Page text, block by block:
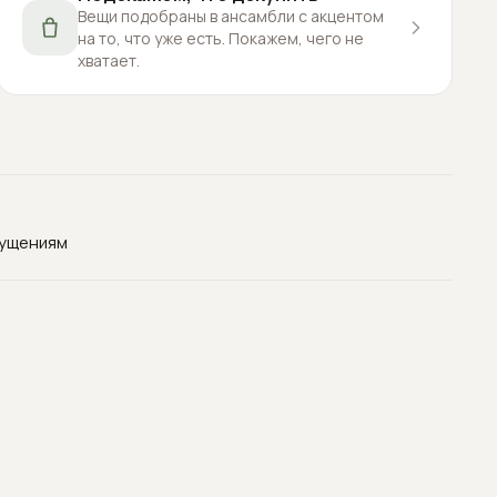
Вещи подобраны в ансамбли с акцентом
на то, что уже есть. Покажем, чего не
хватает.